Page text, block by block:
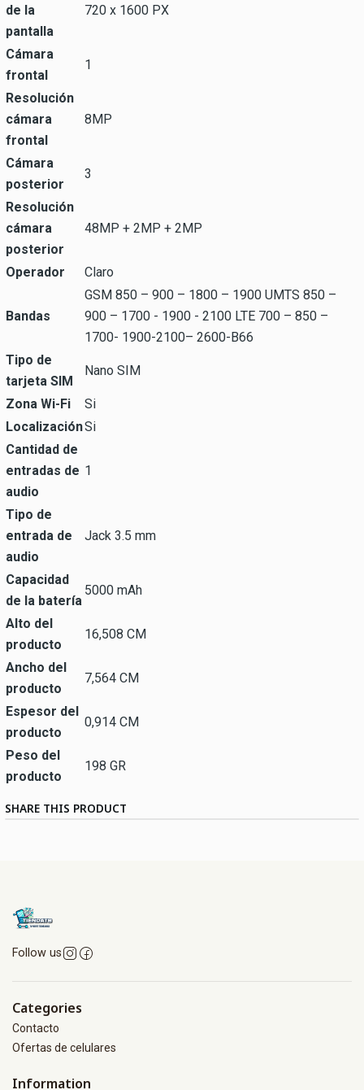
de la
pantalla
720 x 1600 PX
Cámara
frontal
1
Resolución
cámara
frontal
8MP
Cámara
posterior
3
Resolución
cámara
posterior
48MP + 2MP + 2MP
Operador Claro
Bandas
GSM 850 – 900 – 1800 – 1900 UMTS 850 –
900 – 1700 - 1900 - 2100 LTE 700 – 850 –
1700- 1900-2100– 2600-B66
Tipo de
tarjeta SIM
Nano SIM
Zona Wi-Fi
Si
LocalizaciónSi
Cantidad de
entradas de
audio
1
Tipo de
entrada de
audio
Jack 3.5 mm
Capacidad
de la batería
5000 mAh
Alto del
producto
16,508 CM
Ancho del
producto
7,564 CM
Espesor del
producto
0,914 CM
Peso del
producto
198 GR
SHARE THIS PRODUCT
Follow us
Categories
Contacto
Ofertas de celulares
Information